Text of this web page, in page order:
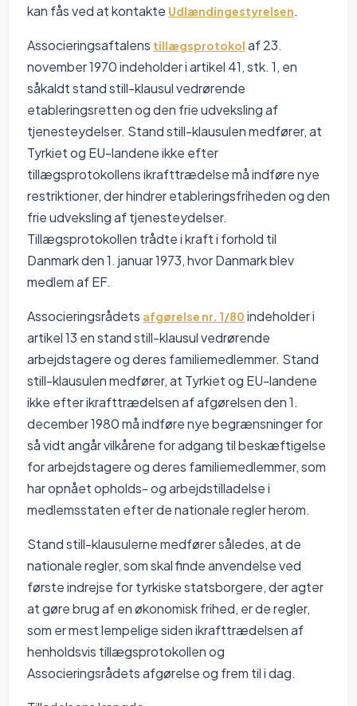
kan fås ved at kontakte Udlændingestyrelsen.
Associeringsaftalens tillægsprotokol af 23.
november 1970 indeholder i artikel 41, stk. 1, en
såkaldt stand still-klausul vedrørende
etableringsretten og den frie udveksling af
tjenesteydelser. Stand still-klausulen medfører, at
Tyrkiet og EU-landene ikke efter
tillægsprotokollens ikrafttrædelse må indføre nye
restriktioner, der hindrer etableringsfriheden og den
frie udveksling af tjenesteydelser.
Tillægsprotokollen trådte i kraft i forhold til
Danmark den 1. januar 1973, hvor Danmark blev
medlem af EF.
Associeringsrådets afgørelse nr. 1/80 indeholder i
artikel 13 en stand still-klausul vedrørende
arbejdstagere og deres familiemedlemmer. Stand
still-klausulen medfører, at Tyrkiet og EU-landene
ikke efter ikrafttrædelsen af afgørelsen den 1.
december 1980 må indføre nye begrænsninger for
så vidt angår vilkårene for adgang til beskæftigelse
for arbejdstagere og deres familiemedlemmer, som
har opnået opholds- og arbejdstilladelse i
medlemsstaten efter de nationale regler herom.
Stand still-klausulerne medfører således, at de
nationale regler, som skal finde anvendelse ved
første indrejse for tyrkiske statsborgere, der agter
at gøre brug af en økonomisk frihed, er de regler,
som er mest lempelige siden ikrafttrædelsen af
henholdsvis tillægsprotokollen og
Associeringsrådets afgørelse og frem til i dag.